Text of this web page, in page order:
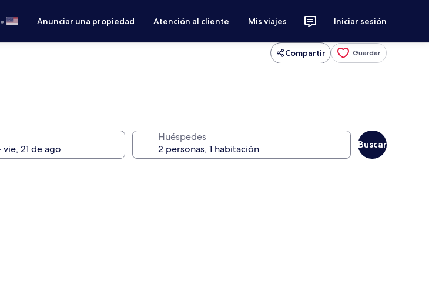
• Anunciar una propiedad Atención al cliente Mis viajes Iniciar sesión
Compartir Guardar
Huéspedes
Buscar